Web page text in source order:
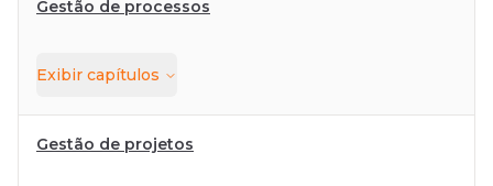
Gestão de processos
Exibir capítulos
Gestão de projetos